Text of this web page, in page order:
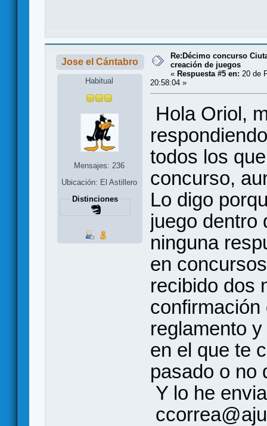
Jose el Cántabro
Habitual
Mensajes: 236
Ubicación: El Astillero
Distinciones
Re:Décimo concurso
creación de juegos
« Respuesta #5 en: 20 de
20:58:04 »
Hola Oriol,
todos los
concurso,
Lo digo
juego dentro
ninguna
en
recibido dos
reglamento
en el que te
pasado o no
Y lo he